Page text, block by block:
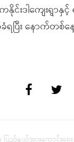
င်းဒါကျေးရွာ
း နောက်တစ်နေ့